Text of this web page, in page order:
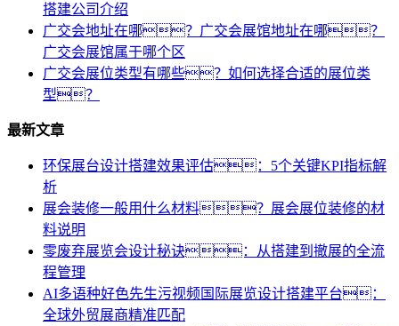
搭建公司介绍
广交会地址在哪？广交会展馆地址在哪？
广交会展馆属于哪个区
广交会展位类型有哪些？如何选择合适的展位类
型？
最新文章
环保展台设计搭建效果评估：5个关键KPI指标解
析
展会装修一般用什么材料？展会展位装修的材
料说明
零废弃展览会设计秘诀：从搭建到撤展的全流
程管理
AI多语种好色先生污视频国际展览设计搭建平台：
全球外贸展商精准匹配